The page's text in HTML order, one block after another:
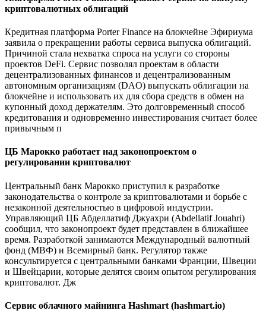
криптовалютных облигаций
Кредитная платформа Porter Finance на блокчейне Эфириума
заявила о прекращении работы сервиса выпуска облигаций.
Причиной стала нехватка спроса на услуги со стороны
проектов DeFi. Сервис позволял проектам в области
децентрализованных финансов и децентрализованным
автономным организациям (DAO) выпускать облигации на
блокчейне и использовать их для сбора средств в обмен на
купонный доход держателям. Это долговременный способ
кредитования и одновременно инвестирования считает более
привычным п
ЦБ Марокко работает над законопроектом о
регулировании криптовалют
Центральный банк Марокко приступил к разработке
законодательства о контроле за криптовалютами и борьбе с
незаконной деятельностью в цифровой индустрии.
Управляющий ЦБ Абделлатиф Джуахри (Abdellatif Jouahri)
сообщил, что законопроект будет представлен в ближайшее
время. Разработкой занимаются Международный валютный
фонд (МВФ) и Всемирный банк. Регулятор также
консультируется с центральными банками Франции, Швеции
и Швейцарии, которые делятся своим опытом регулирования
криптовалют. Дж
Сервис облачного майнинга Hashmart (hashmart.io)